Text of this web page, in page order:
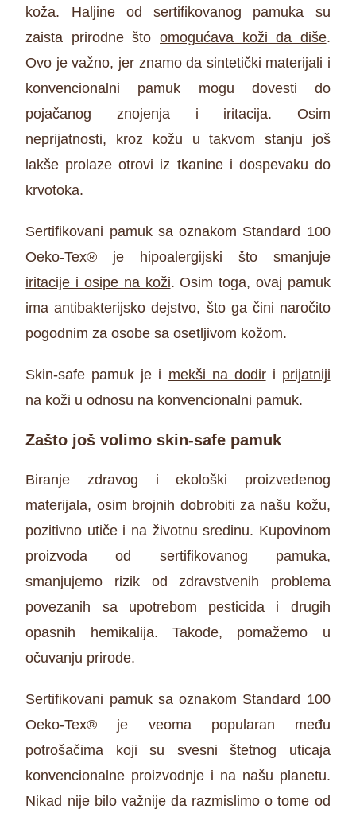
koža. Haljine od sertifikovanog pamuka su
zaista prirodne što omogućava koži da diše.
Ovo je važno, jer znamo da sintetički materijali i
konvencionalni pamuk mogu dovesti do
pojačanog znojenja i iritacija. Osim
neprijatnosti, kroz kožu u takvom stanju još
lakše prolaze otrovi iz tkanine i dospevaku do
krvotoka.
Sertifikovani pamuk sa oznakom Standard 100
Oeko-Tex® je hipoalergijski što smanjuje
iritacije i osipe na koži. Osim toga, ovaj pamuk
ima antibakterijsko dejstvo, što ga čini naročito
pogodnim za osobe sa osetljivom kožom.
Skin-safe pamuk je i mekši na dodiri prijatniji
na koži u odnosu na konvencionalni pamuk.
Zašto još volimo skin-safe pamuk
Biranje zdravog i ekološki proizvedenog
materijala, osim brojnih dobrobiti za našu kožu,
pozitivno utiče i na životnu sredinu. Kupovinom
proizvoda od sertifikovanog pamuka,
smanjujemo rizik od zdravstvenih problema
povezanih sa upotrebom pesticida i drugih
opasnih hemikalija. Takođe, pomažemo u
očuvanju prirode.
Sertifikovani pamuk sa oznakom Standard 100
Oeko-Tex® je veoma popularan među
potrošačima koji su svesni štetnog uticaja
konvencionalne proizvodnje i na našu planetu.
Nikad nije bilo važnije da razmislimo o tome od